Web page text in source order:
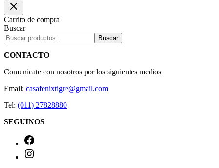
cantidad
Carrito de compra
Buscar
Buscar
CONTACTO
Comunicate con nosotros por los siguientes medios
Email: casafenixtigre@gmail.com
Tel: (011) 27828880
SEGUINOS